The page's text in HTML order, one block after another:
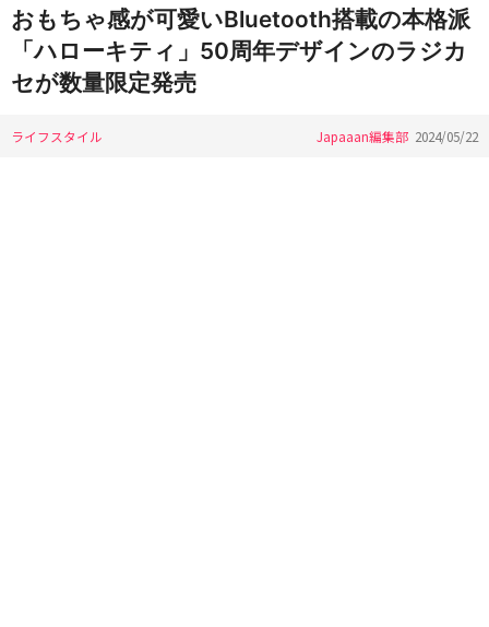
おもちゃ感が可愛いBluetooth搭載の本格派
「ハローキティ」50周年デザインのラジカ
セが数量限定発売
ライフスタイル Japaaan編集部 2024/05/22